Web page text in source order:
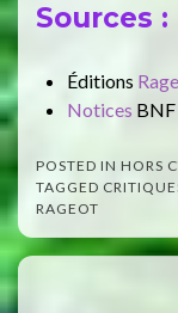
Sources :
Éditions
Notices BNF
POSTED IN HORS
TAGGED
RAGEOT